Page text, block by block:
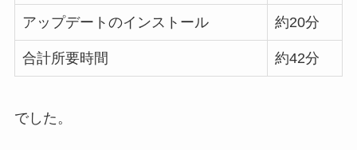
アップデートのインストール 約20分
合計所要時間 約42分
でした。